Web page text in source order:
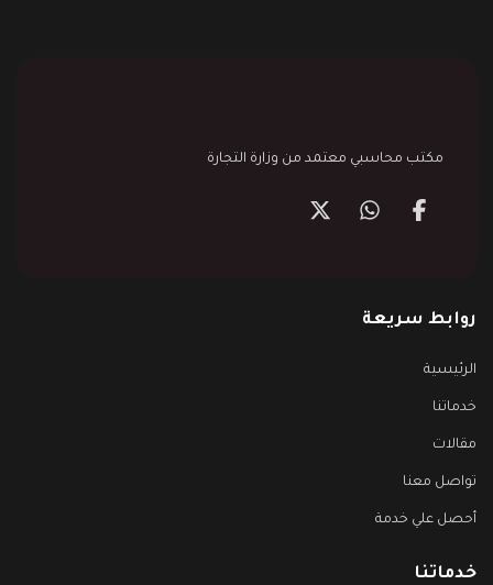
مكتب محاسبي معتمد من وزارة التجارة
روابط سريعة
الرئيسية
خدماتنا
مقالات
تواصل معنا
أحصل علي خدمة
خدماتنا